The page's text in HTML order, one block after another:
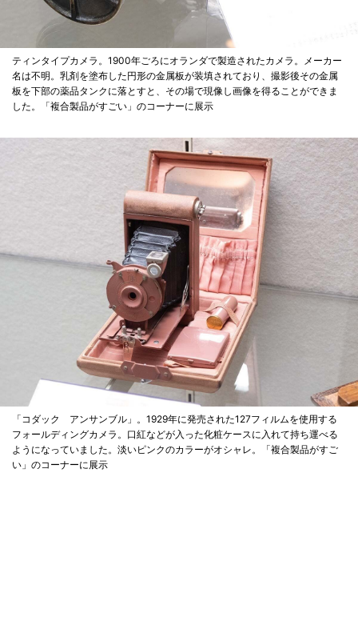
ティンタイプカメラ。1900年ごろにオランダで製造されたカメラ。メーカー
名は不明。乳剤を塗布した円形の金属板が装填されており、撮影後その金属
板を下部の薬品タンクに落とすと、その場で現像し画像を得ることができま
した。「複合製品がすごい」のコーナーに展示
「コダック アンサンブル」。1929年に発売された127フィルムを使用する
フォールディングカメラ。口紅などが入った化粧ケースに入れて持ち運べる
ようになっていました。淡いピンクのカラーがオシャレ。「複合製品がすご
い」のコーナーに展示